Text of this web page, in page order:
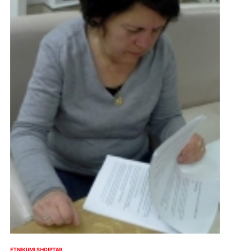
ETNIKUMI SHQIPTAR